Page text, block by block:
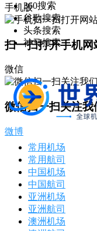
360搜索
谷歌搜索
头条搜索
神马搜索
手机版
扫一扫打开手机网
微信
微信扫一扫关注我
微博
常用机场
常用航司
中国机场
中国航司
亚洲机场
亚洲航司
澳洲机场